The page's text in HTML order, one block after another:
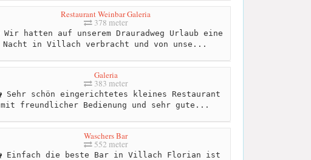
Restaurant Weinbar Galeria
378 meter
Wir hatten auf unserem Drauradweg Urlaub eine
Nacht in Villach verbracht und von unse...
Galeria
383 meter
Sehr schön eingerichtetes kleines Restaurant
mit freundlicher Bedienung und sehr gute...
Waschers Bar
552 meter
Einfach die beste Bar in Villach Florian ist